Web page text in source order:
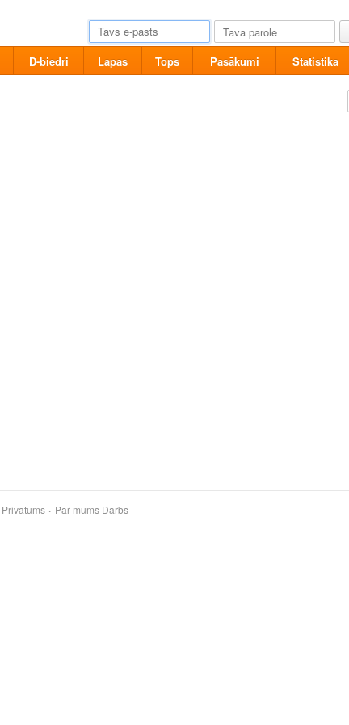
D-biedri Lapas Tops Pasākumi Statistika
Privātums Par mums Darbs